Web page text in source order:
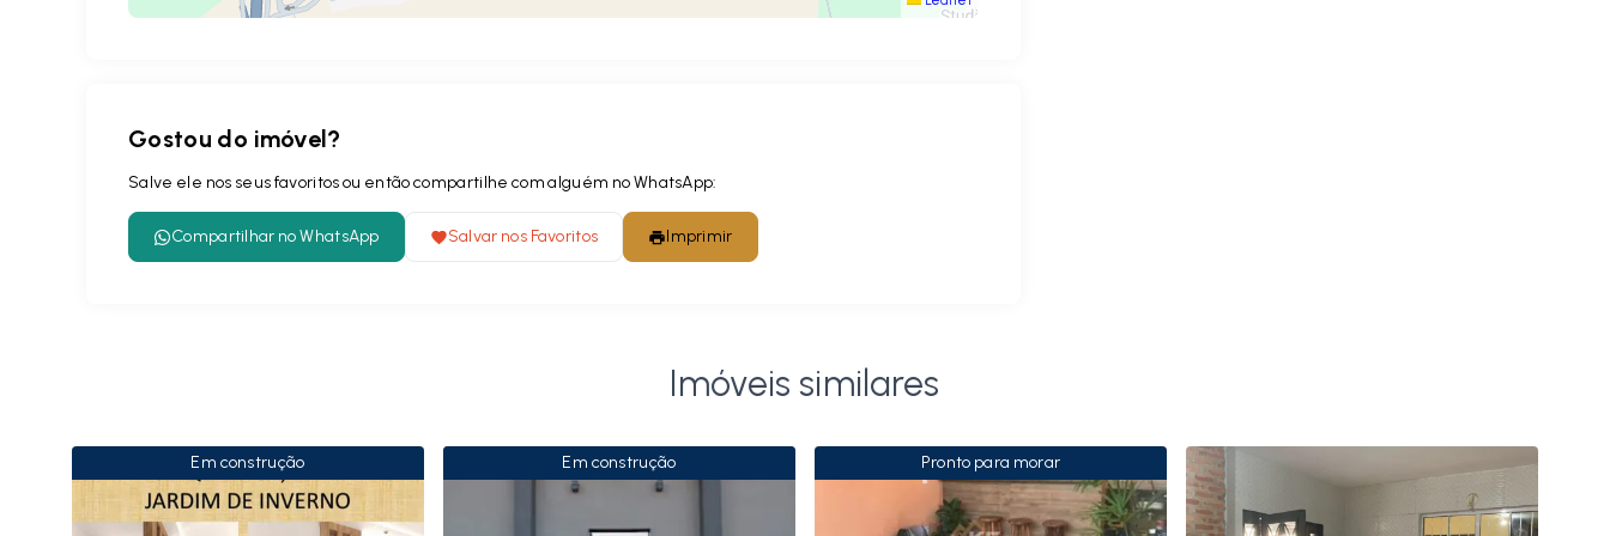
Gostou do imóvel?
Salve ele nos seus favoritos ou então compartilhe com alguém no WhatsApp:
Compartilhar no WhatsApp Salvar nos Favoritos Imprimir
Imóveis similares
Em construção Em construção Pronto para morar